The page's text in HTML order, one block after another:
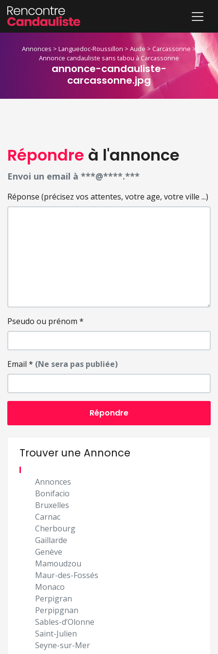
Annonces > Languedoc-Roussillon > Aude > Carcassonne >
Annonce candauliste sans tabou à Carcassonne
annonce-candauliste-
carcassonne.jpg
Répondre à l'annonce
Envoi un email à ***@****.***
Réponse (précisez vos attentes, votre age, votre ville ...)
Pseudo ou prénom *
Email * (Ne sera pas publiée)
Répondre
Trouver une Annonce
Annonces
Bonifacio
Bruxelles
Carnac
Cherbourg
Gaillarde
Genève
Mamoudzou
Maur-des-Fossés
Monaco
Perpigran
Perpipgnan
Sables-d’Olonne
Saint-Julien
Seyne-sur-Mer